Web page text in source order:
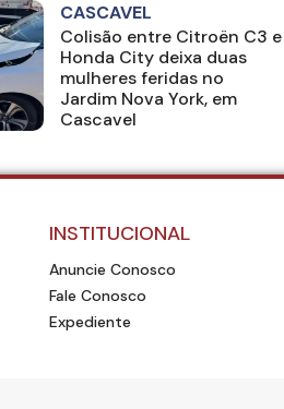
CASCAVEL
Colisão entre Citroën C3 e
Honda City deixa duas
mulheres feridas no
Jardim Nova York, em
Cascavel
INSTITUCIONAL
Anuncie Conosco
Fale Conosco
Expediente